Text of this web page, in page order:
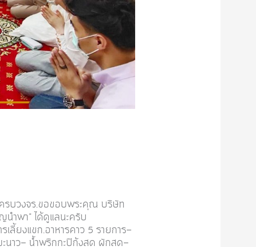
บวงจร.ขอขอบพระคุณ บริษัท
ำพา” ได้ดูแลนะครับ
ลี้ยงแขก.อาหารคาว 5 รายการ-
ะนาว- น้ำพริกกะปิกุ้งสด ผักสด-